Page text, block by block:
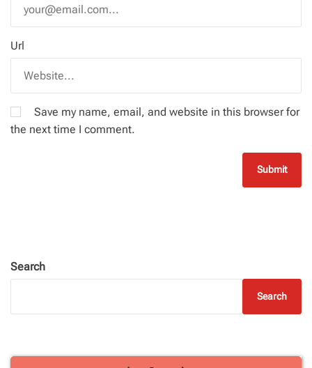
Url
Save my name, email, and website in this browser for
the next time I comment.
Search
Search